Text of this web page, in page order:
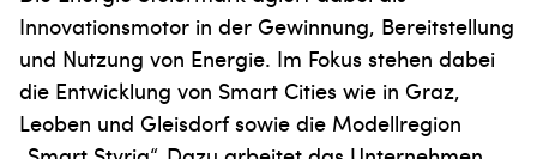
Innovationsmotor in der Gewinnung, Bereitstellung
und Nutzung von Energie. Im Fokus stehen dabei
die Entwicklung von Smart Cities wie in Graz,
Leoben und Gleisdorf sowie die Modellregion